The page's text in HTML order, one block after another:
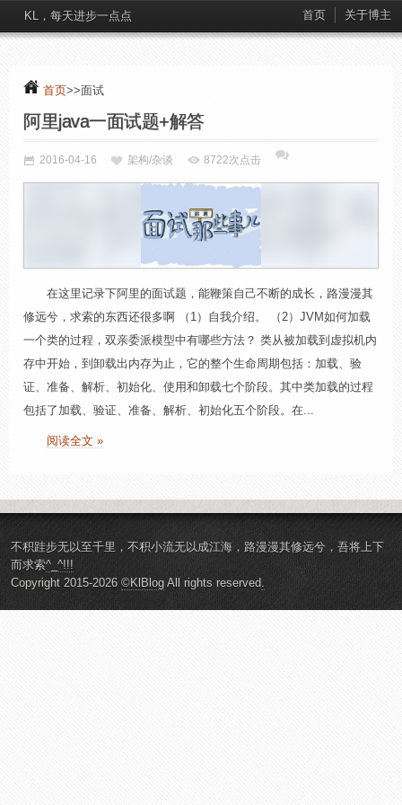
KL，每天进步一点点 首页 关于博主
首页>>面试
阿里java一面试题+解答
2016-04-16 架构/杂谈 8722次点击
在这里记录下阿里的面试题，能鞭策自己不断的成长，路漫漫其
修远兮，求索的东西还很多啊 （1）自我介绍。 （2）JVM如何加载
一个类的过程，双亲委派模型中有哪些方法？ 类从被加载到虚拟机内
存中开始，到卸载出内存为止，它的整个生命周期包括：加载、验
证、准备、解析、初始化、使用和卸载七个阶段。其中类加载的过程
包括了加载、验证、准备、解析、初始化五个阶段。在...
阅读全文 »
不积跬步无以至千里，不积小流无以成江海，路漫漫其修远兮，吾将上下
而求索^_^!!!
Copyright 2015-2026 ©KlBlog All rights reserved.